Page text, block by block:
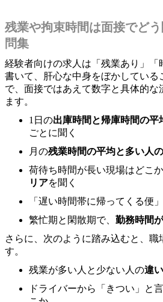
残業や拘束時間は面接でど
問集
経験者向けの求人は「残業あり」「
書いて、肝心な中身をぼかしている
で、面接ではあえて数字と具体的な
ます。
1日の出庫時間と帰庫時間の平
ごとに聞く
月の残業時間の平均と多い人
荷待ち時間が長い現場はどこか
リアを聞く
「遅い時間帯に帰ってくる便
繁忙期と閑散期で、 勤務時間
さらに、次のように踏み込むと、職
す。
残業が多い人と少ない人の違い
ドライバーから「きつい」と